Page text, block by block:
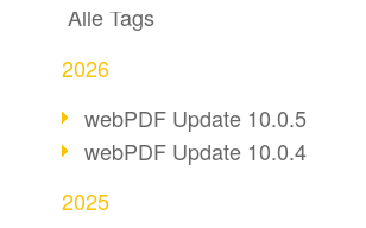
Alle Tags
2026
webPDF Update 10.0.5
webPDF Update 10.0.4
2025